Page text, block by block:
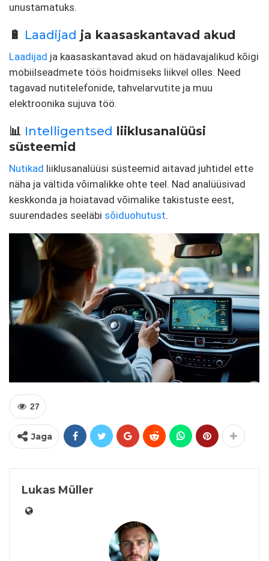
unustamatuks.
🔋 Laadijad ja kaasaskantavad akud
Laadijad ja kaasaskantavad akud on hädavajalikud kõigi
mobiilseadmete töös hoidmiseks liikvel olles. Need
tagavad nutitelefonide, tahvelarvutite ja muu
elektroonika sujuva töö.
📊 Intelligentsed liiklusanalüüsi
süsteemid
Nutikad liiklusanalüüsi süsteemid aitavad juhtidel ette
näha ja vältida võimalikke ohte teel. Nad analüüsivad
keskkonda ja hoiatavad võimalike takistuste eest,
suurendades seeläbi sõiduohutust.
27
Jaga
Lukas Müller